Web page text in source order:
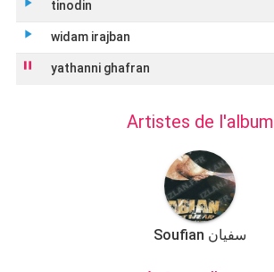
tinodin
play_arrow widam irajban
play_arrow yathanni ghafran
Artistes de l'album
Soufian سفيان